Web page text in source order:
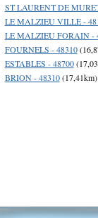
ST LAURENT DE
LE MALZIEU VILLE -
LE MALZIEU FORAIN -
FOURNELS - 48310
ESTABLES - 48700
BRION - 48310(17,41km)